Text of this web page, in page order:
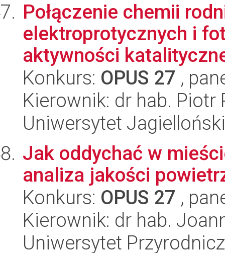
Połączenie chemii
elektroprotycznych i
aktywności
Konkurs: OPUS 27 ,
Kierownik: dr hab. Piotr
Uniwersytet Jagielloński
Jak oddychać w
analiza jakości
Konkurs: OPUS 27 ,
Kierownik: dr hab.
Uniwersytet